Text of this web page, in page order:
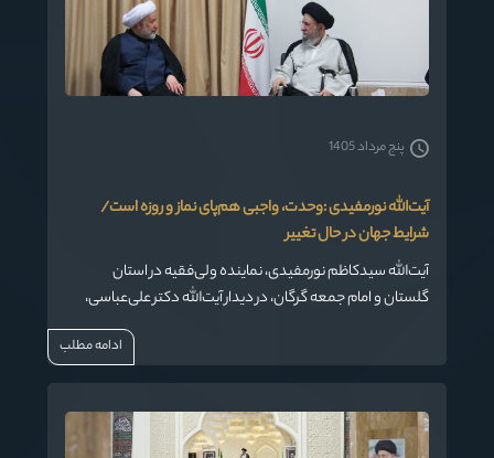
آیت‌الله نورمفیدی :وحدت، واجبی هم‌پای نماز و روزه است/
شرایط جهان در حال تغییر
آیت‌الله سیدکاظم نورمفیدی، نماینده ولی‌فقیه در استان
گلستان و امام جمعه گرگان، در دیدار آیت‌الله دکتر علی‌عباسی،
رئیس جامعةالمصطفی‌العالمیه با ایشان، ضمن اشاره به تحولات
نگرش مردم جهان نسبت به قدرت‌های استکباری، بر ضرورت
پنج مرداد 1405
ادامه مطلب